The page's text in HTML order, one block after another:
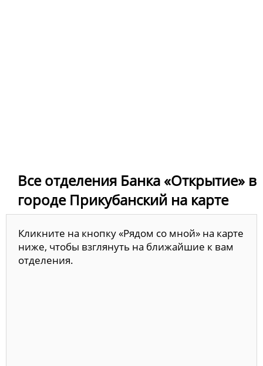
Все отделения Банка «Открытие» в
городе Прикубанский на карте
Кликните на кнопку «Рядом со мной» на карте
ниже, чтобы взглянуть на ближайшие к вам
отделения.